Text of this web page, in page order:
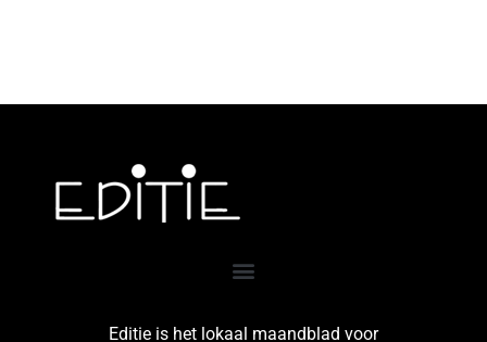
Editie is het lokaal maandblad voor